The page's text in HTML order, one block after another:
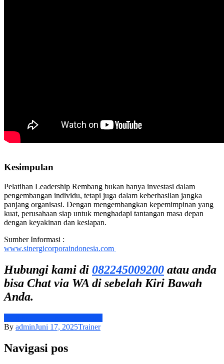
Kesimpulan
Pelatihan Leadership Rembang bukan hanya investasi dalam
pengembangan individu, tetapi juga dalam keberhasilan jangka
panjang organisasi. Dengan mengembangkan kepemimpinan yang
kuat, perusahaan siap untuk menghadapi tantangan masa depan
dengan keyakinan dan kesiapan.
Sumber Informasi :
www.sinergicorporaindonesia.com
Hubungi kami di 082245009200 atau anda
bisa Chat via WA di sebelah Kiri Bawah
Anda.
By adminJuni 17, 2025Trainer
Navigasi pos